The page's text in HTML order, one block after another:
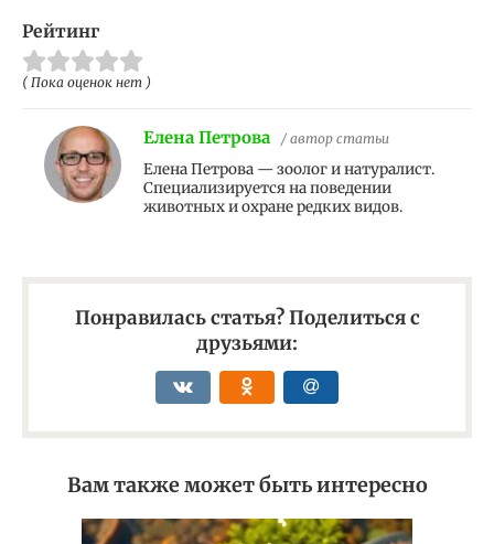
Рейтинг
( Пока оценок нет )
Елена Петрова / автор статьи
Елена Петрова — зоолог и натуралист.
Специализируется на поведении
животных и охране редких видов.
Понравилась статья? Поделиться с
друзьями:
Вам также может быть интересно